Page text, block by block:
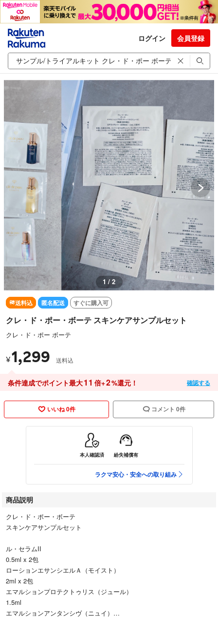
ログイン 会員登録
1 / 2
送料込 匿名配送 すぐに購入可
クレ・ド・ポー・ボーテ スキンケアサンプルセット
クレ・ド・ポー ボーテ
¥1,299 送料込
条件達成でポイント最大11 倍+2%還元！ 確認する
いいね 0件 コメント 0件
本人確認済 紛失補償有
ラクマ安心・安全への取り組み
商品説明
クレ・ド・ポー・ボーテ
スキンケアサンプルセット
ル・セラムII
0.5ml x 2包
ローションエサンシエルＡ（モイスト）
2ml x 2包
エマルションプロテクトゥリス（ジュール）
1.5ml
エマルションアンタンシヴ（ニュイ）